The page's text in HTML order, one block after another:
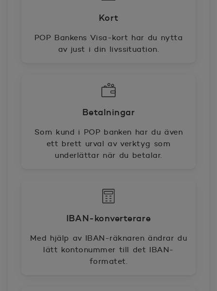
Kort
POP Bankens Visa-kort har du nytta
av just i din livssituation.
Betalningar
Som kund i POP banken har du även
ett brett urval av verktyg som
underlättar när du betalar.
IBAN-konverterare
Med hjälp av IBAN-räknaren ändrar du
lätt kontonummer till det IBAN-
formatet.